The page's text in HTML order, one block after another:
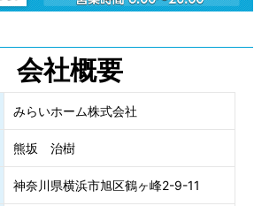
会社概要
みらいホーム株式会社
熊坂 治樹
神奈川県横浜市旭区鶴ヶ峰2-9-11